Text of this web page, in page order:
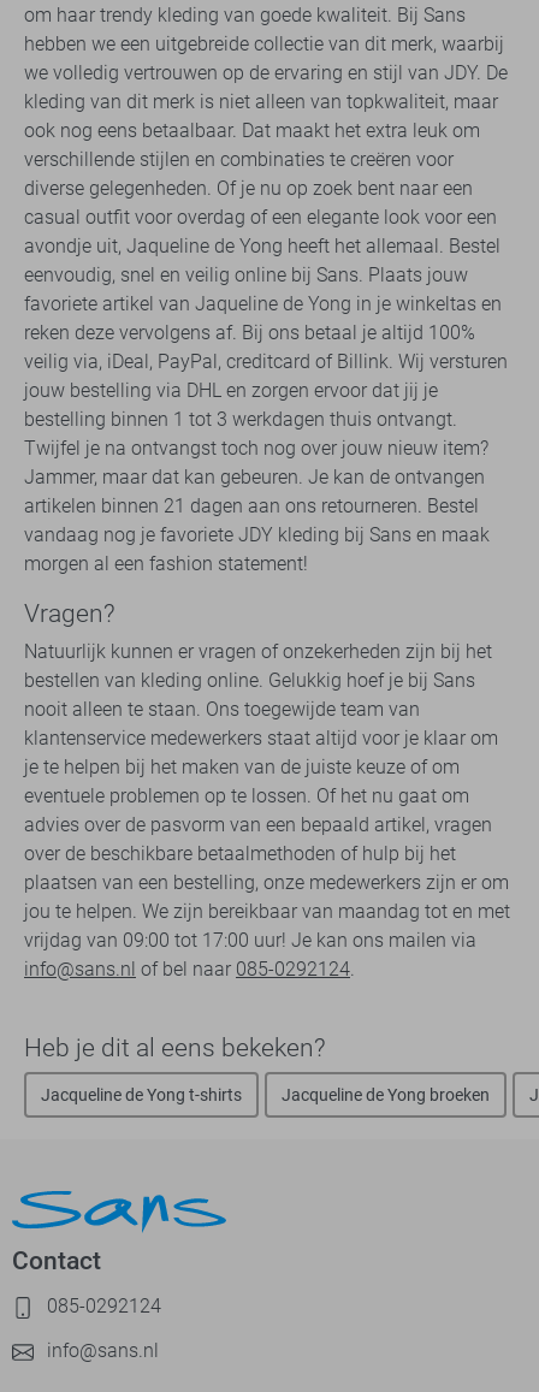
om haar trendy kleding van goede kwaliteit. Bij Sans
hebben we een uitgebreide collectie van dit merk, waarbij
we volledig vertrouwen op de ervaring en stijl van JDY. De
kleding van dit merk is niet alleen van topkwaliteit, maar
ook nog eens betaalbaar. Dat maakt het extra leuk om
verschillende stijlen en combinaties te creëren voor
diverse gelegenheden. Of je nu op zoek bent naar een
casual outfit voor overdag of een elegante look voor een
avondje uit, Jaqueline de Yong heeft het allemaal. Bestel
eenvoudig, snel en veilig online bij Sans. Plaats jouw
favoriete artikel van Jaqueline de Yong in je winkeltas en
reken deze vervolgens af. Bij ons betaal je altijd 100%
veilig via, iDeal, PayPal, creditcard of Billink. Wij versturen
jouw bestelling via DHL en zorgen ervoor dat jij je
bestelling binnen 1 tot 3 werkdagen thuis ontvangt.
Twijfel je na ontvangst toch nog over jouw nieuw item?
Jammer, maar dat kan gebeuren. Je kan de ontvangen
artikelen binnen 21 dagen aan ons retourneren. Bestel
vandaag nog je favoriete JDY kleding bij Sans en maak
morgen al een fashion statement!
Vragen?
Natuurlijk kunnen er vragen of onzekerheden zijn bij het
bestellen van kleding online. Gelukkig hoef je bij Sans
nooit alleen te staan. Ons toegewijde team van
klantenservice medewerkers staat altijd voor je klaar om
je te helpen bij het maken van de juiste keuze of om
eventuele problemen op te lossen. Of het nu gaat om
advies over de pasvorm van een bepaald artikel, vragen
over de beschikbare betaalmethoden of hulp bij het
plaatsen van een bestelling, onze medewerkers zijn er om
jou te helpen. We zijn bereikbaar van maandag tot en met
vrijdag van 09:00 tot 17:00 uur! Je kan ons mailen via
info@sans.nl of bel naar 085-0292124.
Heb je dit al eens bekeken?
Jacqueline de Yong t-shirts Jacqueline de Yong broeken
Contact
085-0292124
info@sans.nl